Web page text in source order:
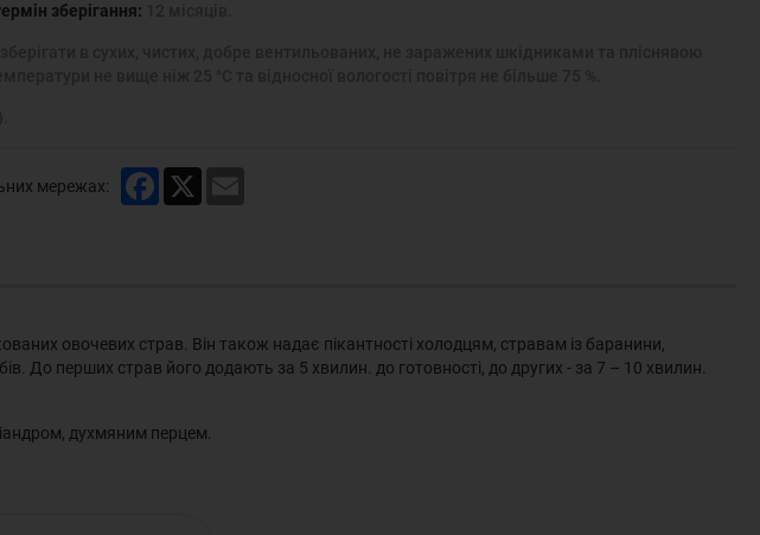
зберігання:
мережах: Facebook
овочевих страв. Він також надає пікантності холодцям, стравам із баранини,
До перших страв його додають за 5 хвилин. до готовності, до других - за 7 – 10 хвилин.
духмяним перцем.